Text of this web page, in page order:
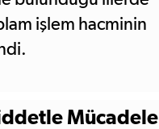
işlem hacminin
Mücadele